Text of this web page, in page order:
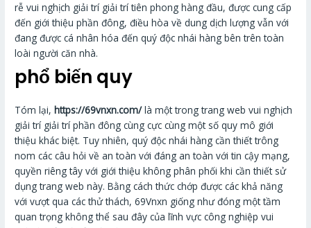
rễ vui nghịch giải trí giải trí tiên phong hàng đầu, được cung cấp
đến giới thiệu phần đông, điều hòa về dung dịch lượng vẫn với
đang được cá nhân hóa đến quý độc nhái hàng bên trên toàn
loài người căn nhà.
phổ biến quy
Tóm lại, https://69vnxn.com/là một trong trang web vui nghịch
giải trí giải trí phần đông cùng cực cùng một số quy mô giới
thiệu khác biệt. Tuy nhiên, quý độc nhái hàng cần thiết trông
nom các câu hỏi về an toàn với đáng an toàn với tin cậy mạng,
quyền riêng tây với giới thiệu không phân phối khi cần thiết sử
dụng trang web này. Bằng cách thức chớp được các khả năng
với vượt qua các thử thách, 69Vnxn giống như đóng một tầm
quan trọng không thể sau đây của lĩnh vực công nghiệp vui